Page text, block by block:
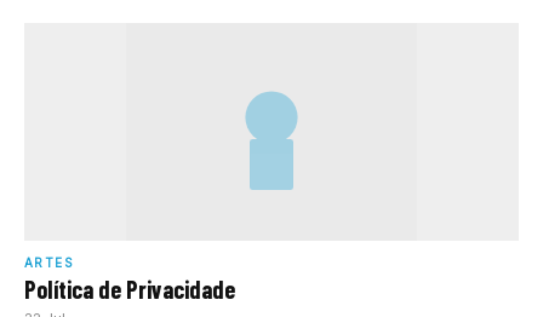
ARTES
Política de Privacidade